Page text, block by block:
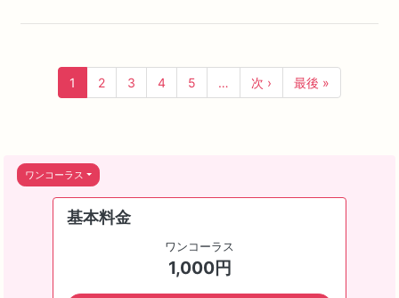
1 2 3 4 5 … 次 › 最後 »
ワンコーラス
基本料金
ワンコーラス
1,000円